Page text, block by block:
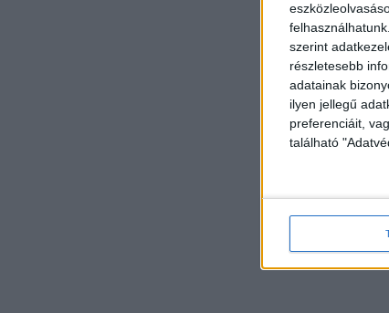
szerint
részletesebb
adatainak
ilyen jellegű
preferenciáit,
található